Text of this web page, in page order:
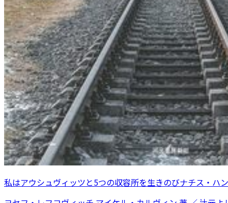
私はアウシュヴィッツと5つの収容所を生きのびナチス・ハ